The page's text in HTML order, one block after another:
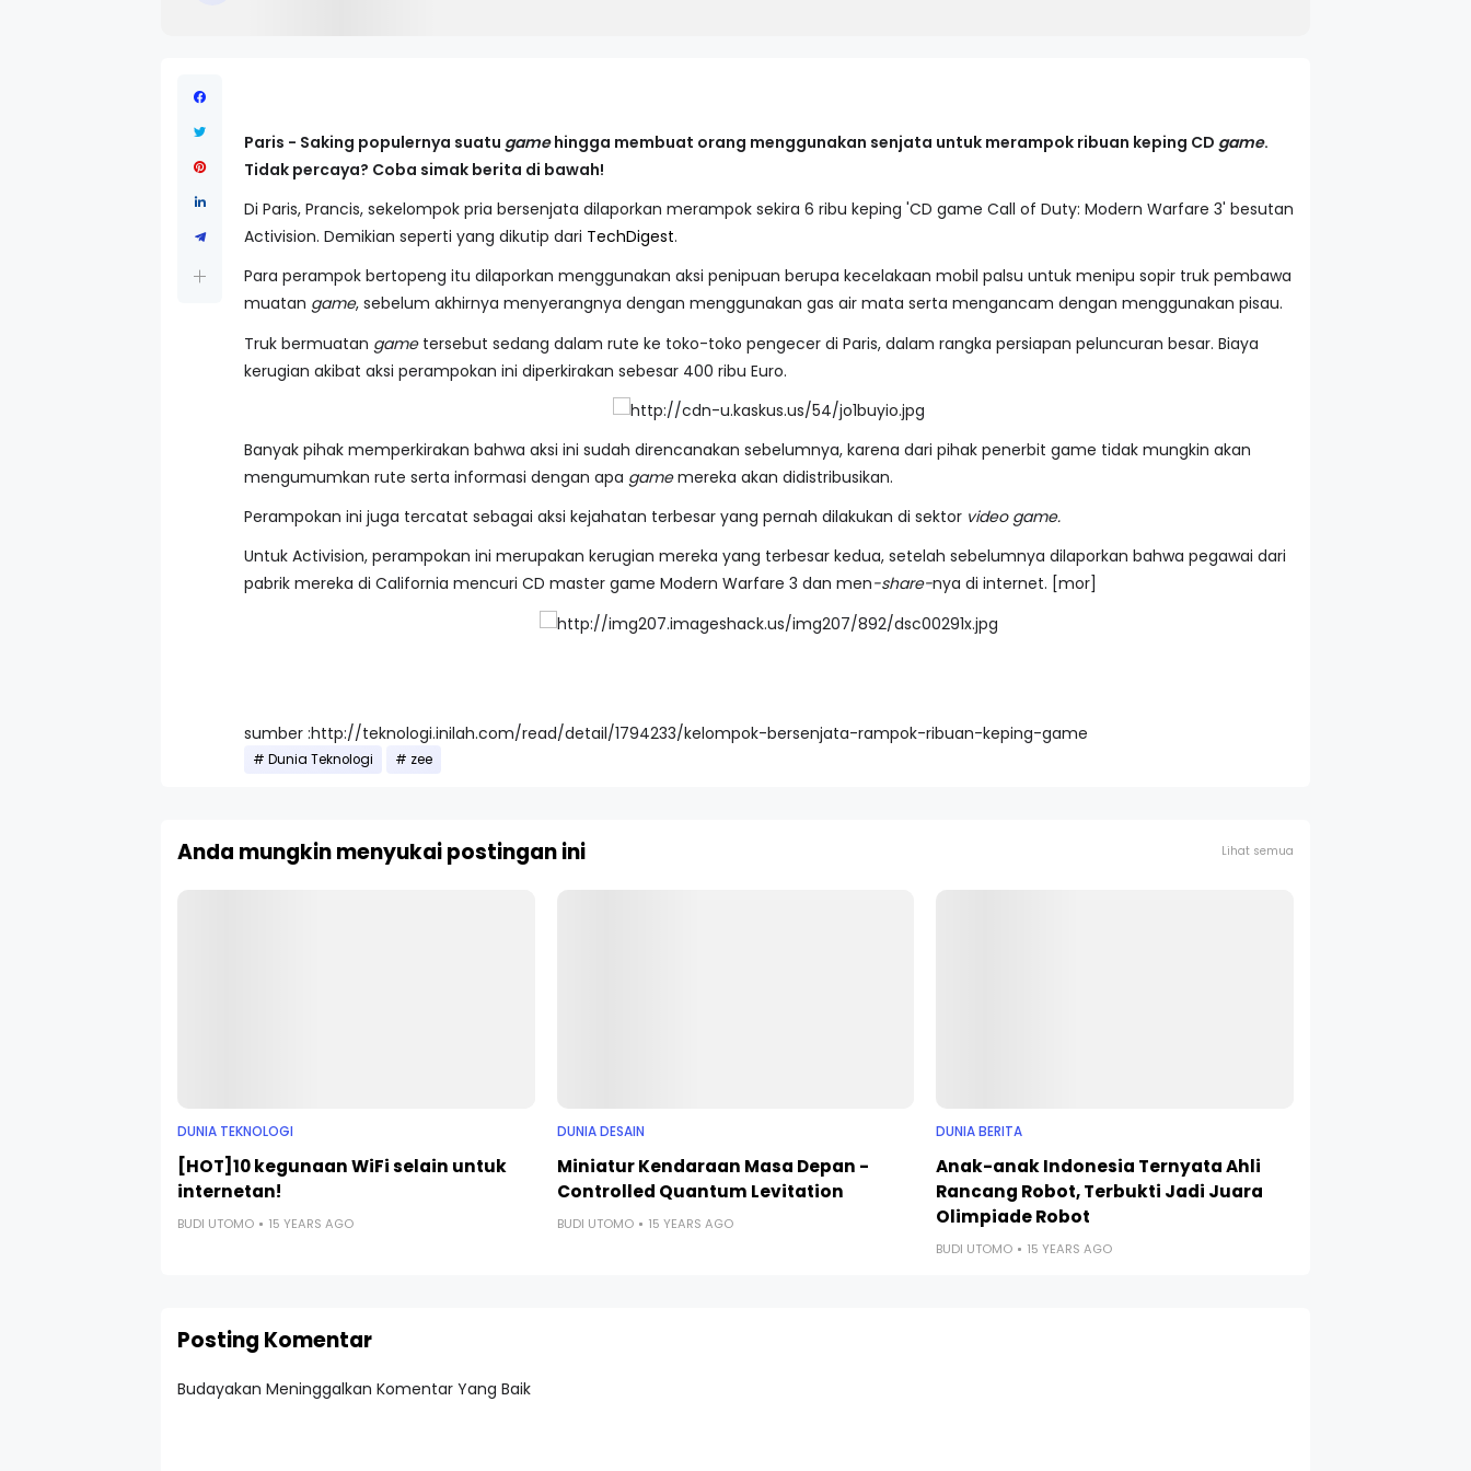
Paris - Saking populernya suatu gamehingga membuat orang menggunakan senjata untuk merampok ribuan keping CD game.
Tidak percaya? Coba simak berita di bawah!
Di Paris, Prancis, sekelompok pria bersenjata dilaporkan merampok sekira 6 ribu keping 'CD game Call of Duty: Modern Warfare 3' besutan
Activision. Demikian seperti yang dikutip dari TechDigest.
Para perampok bertopeng itu dilaporkan menggunakan aksi penipuan berupa kecelakaan mobil palsu untuk menipu sopir truk pembawa
muatan game, sebelum akhirnya menyerangnya dengan menggunakan gas air mata serta mengancam dengan menggunakan pisau.
Truk bermuatan gametersebut sedang dalam rute ke toko-toko pengecer di Paris, dalam rangka persiapan peluncuran besar. Biaya
kerugian akibat aksi perampokan ini diperkirakan sebesar 400 ribu Euro.
Banyak pihak memperkirakan bahwa aksi ini sudah direncanakan sebelumnya, karena dari pihak penerbit game tidak mungkin akan
mengumumkan rute serta informasi dengan apa gamemereka akan didistribusikan.
Perampokan ini juga tercatat sebagai aksi kejahatan terbesar yang pernah dilakukan di sektor video game.
Untuk Activision, perampokan ini merupakan kerugian mereka yang terbesar kedua, setelah sebelumnya dilaporkan bahwa pegawai dari
pabrik mereka di California mencuri CD master game Modern Warfare 3 dan men-share-nya di internet. [mor]
sumber :http://teknologi.inilah.com/read/detail/1794233/kelompok-bersenjata-rampok-ribuan-keping-game
Dunia Teknologi zee
Anda mungkin menyukai postingan ini Lihat semua
DUNIA TEKNOLOGI
[HOT]10 kegunaan WiFi selain untuk
internetan!
BUDI UTOMO 15 YEARS AGO
DUNIA DESAIN
Miniatur Kendaraan Masa Depan -
Controlled Quantum Levitation
BUDI UTOMO 15 YEARS AGO
DUNIA BERITA
Anak-anak Indonesia Ternyata Ahli
Rancang Robot, Terbukti Jadi Juara
Olimpiade Robot
BUDI UTOMO 15 YEARS AGO
Posting Komentar
Budayakan Meninggalkan Komentar Yang Baik